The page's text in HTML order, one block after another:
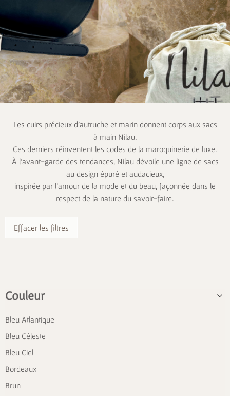
Les cuirs précieux d’autruche et marin donnent corps aux sacs
à main Nilau.
Ces derniers réinventent les codes de la maroquinerie de luxe.
À l’avant-garde des tendances, Nilau dévoile une ligne de sacs
au design épuré et audacieux,
inspirée par l’amour de la mode et du beau, façonnée dans le
respect de la nature du savoir-faire.
Effacer les filtres
Couleur
Bleu Atlantique
Bleu Céleste
Bleu Ciel
Bordeaux
Brun